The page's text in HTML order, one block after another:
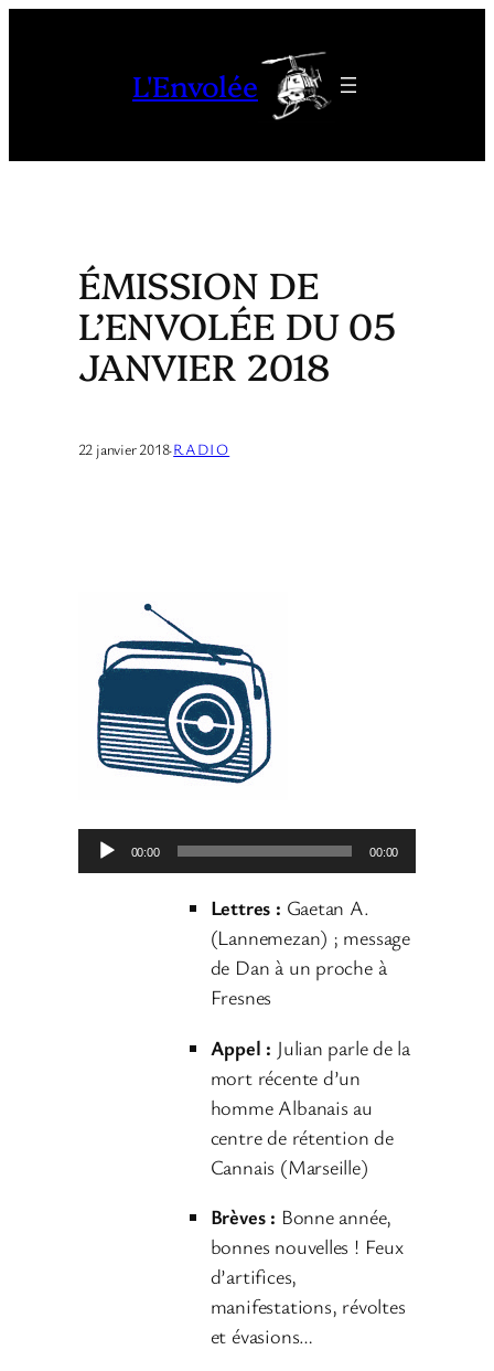
L'Envolée
ÉMISSION DE
L’ENVOLÉE DU 05
JANVIER 2018
22 janvier 2018·RADIO
e
00:00 00:00
Lettres : Gaetan A.
(Lannemezan) ; message
de Dan à un proche à
Fresnes
Appel : Julian parle de la
mort récente d’un
homme Albanais au
centre de rétention de
Cannais (Marseille)
Brèves : Bonne année,
bonnes nouvelles ! Feux
d’artifices,
manifestations, révoltes
et évasions…